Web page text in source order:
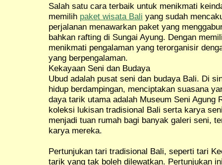
Salah satu cara terbaik untuk menikmati
memilih paket wisata Bali yang sudah
perjalanan menawarkan paket yang
bahkan rafting di Sungai Ayung. Dengan
menikmati pengalaman yang terorganisir
yang berpengalaman.
Kekayaan Seni dan Budaya
Ubud adalah pusat seni dan budaya Bali. Di
hidup berdampingan, menciptakan suasana
daya tarik utama adalah Museum Seni Agung
koleksi lukisan tradisional Bali serta karya
menjadi tuan rumah bagi banyak galeri seni,
karya mereka.
Pertunjukan tari tradisional Bali, seperti tari
tarik yang tak boleh dilewatkan. Pertunjukan